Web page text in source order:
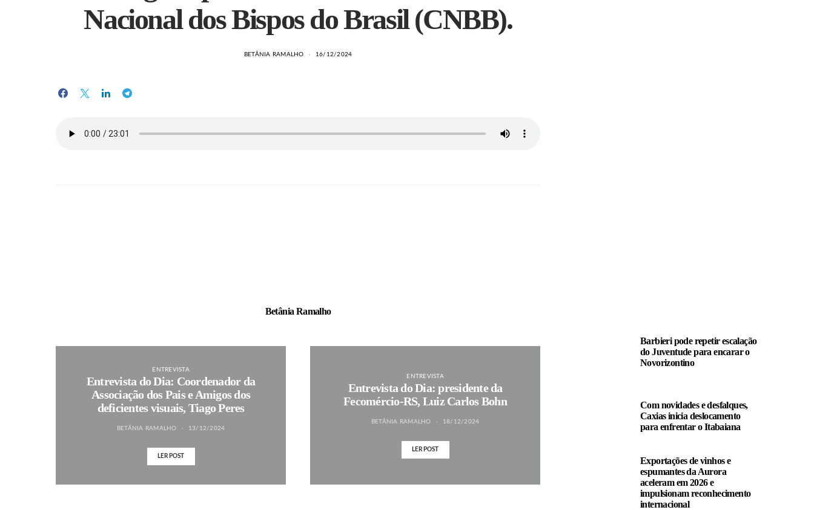
Nacional dos Bispos do Brasil (CNBB).
BETÂNIA RAMALHO 16/12/2024
Betânia Ramalho
ENTREVISTA
Entrevista do Dia: Coordenador da
Associação dos Pais e Amigos dos
deficientes visuais, Tiago Peres
BETÂNIA RAMALHO 13/12/2024
LER POST
ENTREVISTA
Entrevista do Dia: presidente da
Fecomércio-RS, Luiz Carlos Bohn
BETÂNIA RAMALHO 18/12/2024
LER POST
Barbieri pode repetir escalação
do Juventude para encarar o
Novorizontino
Com novidades e desfalques,
Caxias inicia deslocamento
para enfrentar o Itabaiana
Exportações de vinhos e
espumantes da Aurora
aceleram em 2026 e
impulsionam reconhecimento
internacional